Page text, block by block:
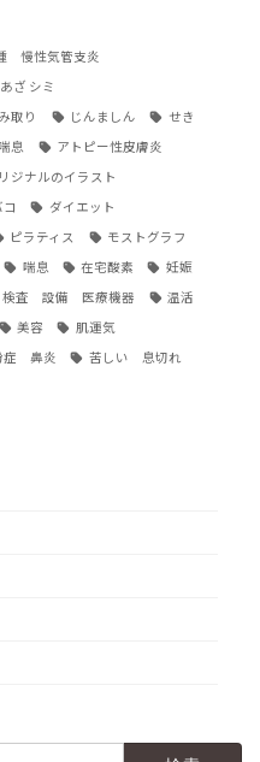
慢性気管支炎
あざ シミ
取り じんましん せき
息 アトピー性皮膚炎
ジナルのイラスト
コ ダイエット
ピラティス モストグラフ
喘息 在宅酸素 妊娠
検査 設備 医療機器 温活
美容 肌運気
症 鼻炎 苦しい 息切れ